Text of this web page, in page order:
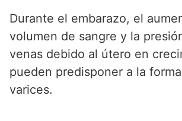
Durante el embarazo, el
volumen de sangre y la
venas debido al útero en
pueden predisponer a la
varices.